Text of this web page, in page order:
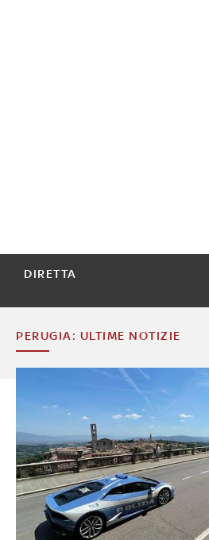
DIRETTA
PERUGIA: ULTIME NOTIZIE